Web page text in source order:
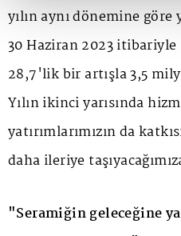
yılın aynı dönemine göre
30 Haziran 2023 itibariyle
28,7'lik bir artışla 3,5
Yılın ikinci yarısında
yatırımlarımızın da
daha ileriye
"Seramiğin geleceğine